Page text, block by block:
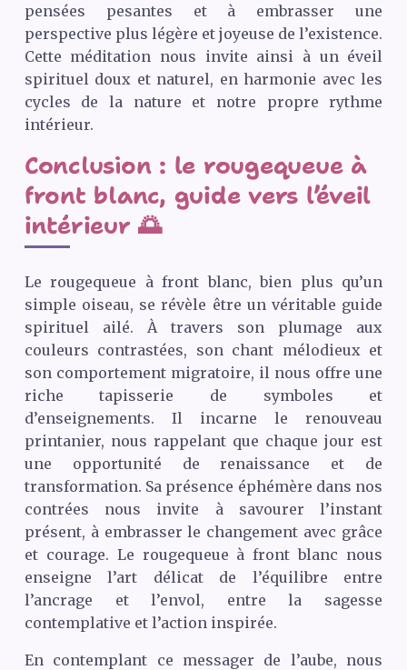
pensées pesantes et à embrasser une
perspective plus légère et joyeuse de l’existence.
Cette méditation nous invite ainsi à un éveil
spirituel doux et naturel, en harmonie avec les
cycles de la nature et notre propre rythme
intérieur.
Conclusion : le rougequeue à
front blanc, guide vers l’éveil
intérieur 🌅
Le rougequeue à front blanc, bien plus qu’un
simple oiseau, se révèle être un véritable guide
spirituel ailé. À travers son plumage aux
couleurs contrastées, son chant mélodieux et
son comportement migratoire, il nous offre une
riche tapisserie de symboles et
d’enseignements. Il incarne le renouveau
printanier, nous rappelant que chaque jour est
une opportunité de renaissance et de
transformation. Sa présence éphémère dans nos
contrées nous invite à savourer l’instant
présent, à embrasser le changement avec grâce
et courage. Le rougequeue à front blanc nous
enseigne l’art délicat de l’équilibre entre
l’ancrage et l’envol, entre la sagesse
contemplative et l’action inspirée.
En contemplant ce messager de l’aube, nous